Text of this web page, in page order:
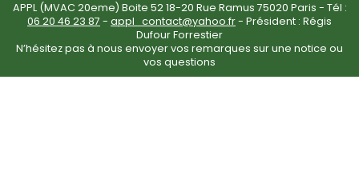
APPL (MVAC 20eme) Boite 52 18-20 Rue Ramus 75020 Paris - Tél :
06 20 46 23 87 - appl_contact@yahoo.fr- Président : Régis
Dufour Forrestier
N’hésitez pas à nous envoyer vos remarques sur une notice ou
vos questions